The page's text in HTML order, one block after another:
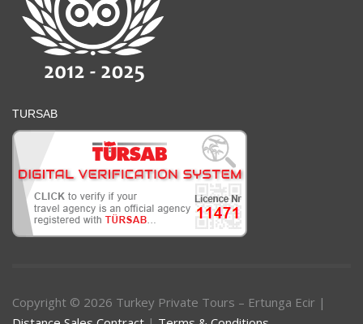
TURSAB
Copyright © 2026 Turkey Private Tours – Ertunga Ecir |